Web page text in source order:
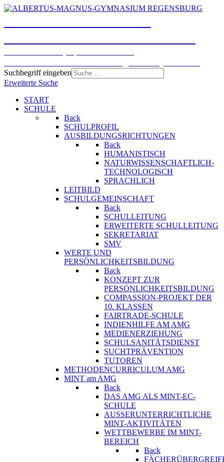
Suchbegriff eingeben
Erweiterte Suche
START
SCHULE
Back
SCHULPROFIL
AUSBILDUNGSRICHTUNGEN
Back
HUMANISTISCH
NATURWISSENSCHAFTLICH-
TECHNOLOGISCH
SPRACHLICH
LEITBILD
SCHULGEMEINSCHAFT
Back
SCHULLEITUNG
ERWEITERTE SCHULLEITUNG
SEKRETARIAT
SMV
WERTE UND
PERSÖNLICHKEITSBILDUNG
Back
KONZEPT ZUR
PERSÖNLICHKEITSBILDUNG
COMPASSION-PROJEKT DER
10. KLASSEN
FAIRTRADE-SCHULE
INDIENHILFE AM AMG
MEDIENERZIEHUNG
SCHULSANITÄTSDIENST
SUCHTPRÄVENTION
TUTOREN
METHODENCURRICULUM AMG
MINT am AMG
Back
DAS AMG ALS MINT-EC-
SCHULE
AUSSERUNTERRICHTLICHE
MINT-AKTIVITÄTEN
WETTBEWERBE IM MINT-
BEREICH
Back